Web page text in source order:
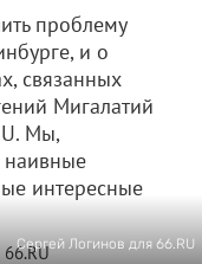
проблему
и о
связанных
Мигалатий
Мы,
наивные
интересные
Сергей Логинов для 66.RU